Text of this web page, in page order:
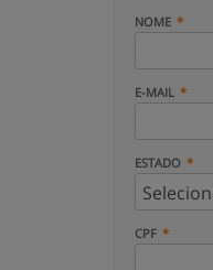
NOME
E-MAIL
ESTADO
CPF